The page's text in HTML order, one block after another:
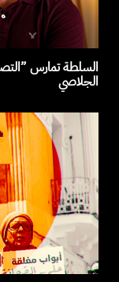
السلطة تمارس
الجلاصي